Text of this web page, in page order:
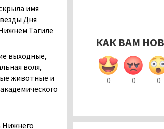
КАК ВАМ
0 0 0
сносу
ввести
водителей
через
своих
на выборах в
имя
Дня
Тагиле
выходные,
воля,
животные и
Нижнего